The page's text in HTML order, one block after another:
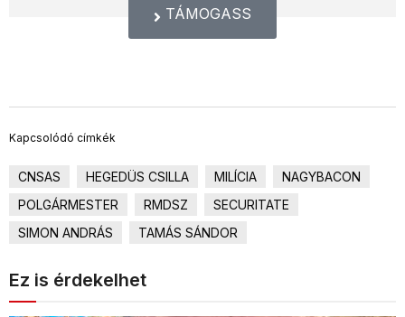
TÁMOGASS
Kapcsolódó címkék
CNSAS HEGEDÜS CSILLA MILÍCIA
NAGYBACON
POLGÁRMESTER
RMDSZ
SECURITATE
SIMON ANDRÁS
TAMÁS SÁNDOR
Ez is érdekelhet